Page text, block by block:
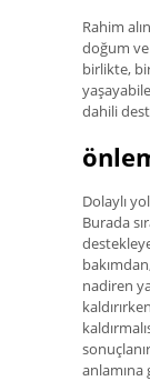
Rahim
doğum
birlikte,
dahili
Dolaylı
Burada
nadiren
anlamına